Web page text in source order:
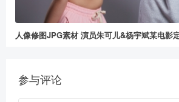
人像修图JPG素材 演员朱可儿&杨宇斌某电影
参与评论